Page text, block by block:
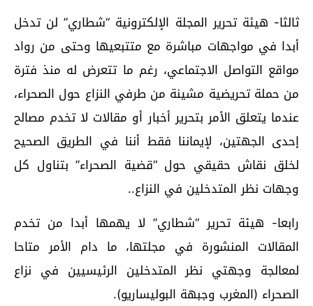
ثالثا- هيئة تحرير المجلة الإلكترونية “شطاري” لن تدخل
أبدا في مواجهات مباشرة مع متتبعيها وحتى من رواد
مواقع التواصل الاجتماعي، رغم ما تتعرض له منذ فترة
من حملة تحريضية مشينة من طرفي النزاع حول الصحراء،
عندما يتعلق الأمر بتحرير أخبار أو مقالات لا تخدم مصالح
إحدى الجهتين، لإيماننا فقط أننا في الطريق الصحيح
لخلق نقاش حقيقي حول “قضية الصحراء” بتناول كل
وجهات نظر المتدخلين في النزاع..
رابعا- هيئة تحرير “شطاري” لا يهمها أبدا من تخدم
المقالات المنشورة في مجلتها، ما دام الأمر متاحا
لمعالجة وجهتي نظر المتدخلين الرئيسيين في نزاع
الصحراء (المغرب وجبهة البوليساريو).